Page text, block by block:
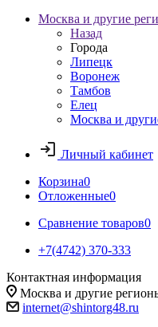
Москва и другие
Назад
Города
Липецк
Воронеж
Тамбов
Елец
Москва и
Личный кабинет
Корзина0
Отложенные0
Сравнение товаров0
+7(4742) 370-333
Контактная информация
Москва и другие
internet@shintorg48.ru